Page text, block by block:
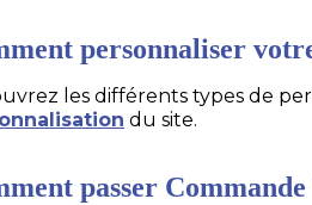
personnaliser
les différents types de
du site.
passer Commande